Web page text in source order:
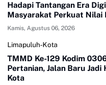
Hadapi Tantangan Era
Masyarakat Perkuat Nilai
Kamis, Agustus 06, 2026
Limapuluh-Kota
TMMD Ke-129 Kodim
Pertanian, Jalan Baru
Kota